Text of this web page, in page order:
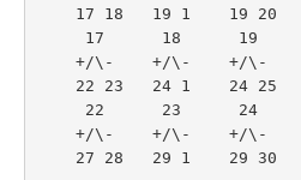
17 18   19 1    19 20
17      18      19
+/\-    +/\-    +/\-
22 23   24 1    24 25
22      23      24
+/\-    +/\-    +/\-
27 28   29 1    29 30